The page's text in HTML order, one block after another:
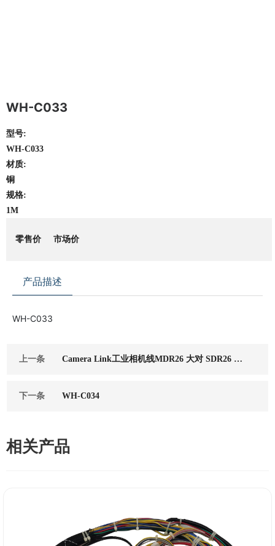
WH-C033
型号:
WH-C033
材质:
铜
规格:
1M
零售价 市场价
产品描述
WH-C033
上一条
Camera Link工业相机线MDR26 大对 SDR26 小
下一条 WH-C034
相关产品